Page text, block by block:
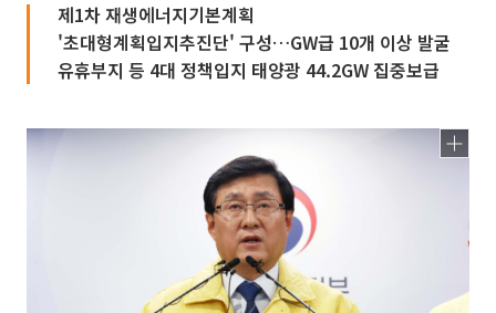
제1차 재생에너지기본계획
'초대형계획입지추진단' 구성…GW급 10개 이상 발굴
유휴부지 등 4대 정책입지 태양광 44.2GW 집중보급